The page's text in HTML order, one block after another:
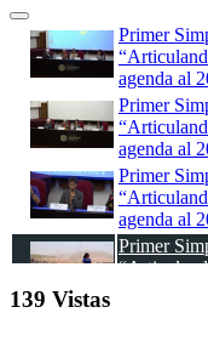
Primer
agenda al
Primer
agenda al
Primer
agenda al
Primer
139 Vistas